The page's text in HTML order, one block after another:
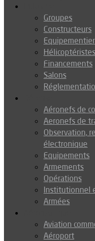
Groupes
Constructeurs
Hélicoptéristes
Financements
Salons
Aéronefs de
Aeronefs de
Observation,
électronique
Equipements
Armements
Opérations
Institutionnel
Armées
Aviation
Aéroport